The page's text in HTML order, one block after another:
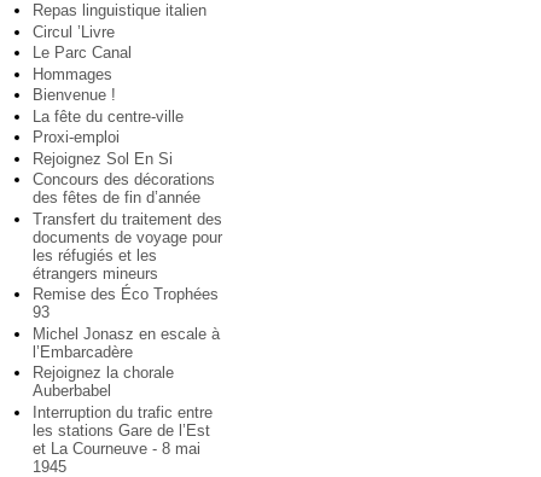
Repas linguistique italien
Circul ’Livre
Le Parc Canal
Hommages
Bienvenue !
La fête du centre-ville
Proxi-emploi
Rejoignez Sol En Si
Concours des décorations
des fêtes de fin d’année
Transfert du traitement des
documents de voyage pour
les réfugiés et les
étrangers mineurs
Remise des Éco Trophées
93
Michel Jonasz en escale à
l’Embarcadère
Rejoignez la chorale
Auberbabel
Interruption du trafic entre
les stations Gare de l’Est
et La Courneuve - 8 mai
1945